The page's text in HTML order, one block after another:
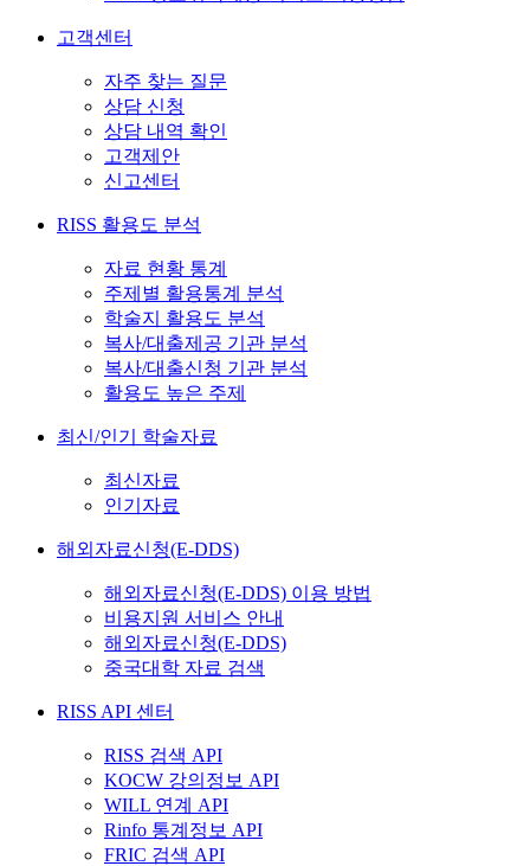
고객센터
자주 찾는 질문
상담 신청
상담 내역 확인
고객제안
신고센터
RISS 활용도 분석
자료 현황 통계
주제별 활용통계 분석
학술지 활용도 분석
복사/대출제공 기관 분석
복사/대출신청 기관 분석
활용도 높은 주제
최신/인기 학술자료
최신자료
인기자료
해외자료신청(E-DDS)
해외자료신청(E-DDS) 이용 방법
비용지원 서비스 안내
해외자료신청(E-DDS)
중국대학 자료 검색
RISS API 센터
RISS 검색 API
KOCW 강의정보 API
WILL 연계 API
Rinfo 통계정보 API
FRIC 검색 API